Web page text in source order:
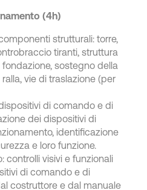
(4h)
strutturali: torre,
tiranti, struttura
sostegno della
vie di traslazione (per
di comando e di
dei dispositivi di
identificazione
e loro funzione.
controlli visivi e funzionali
di comando e di
costruttore e dal manuale